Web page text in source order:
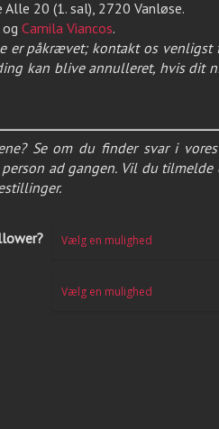
20 (1. sal), 2720 Vanløse.
og Camila Viancos.
er påkrævet; kontakt os
kan blive annulleret, hvis dit
Se om du finder svar i vores
ad gangen. Vil du tilmelde